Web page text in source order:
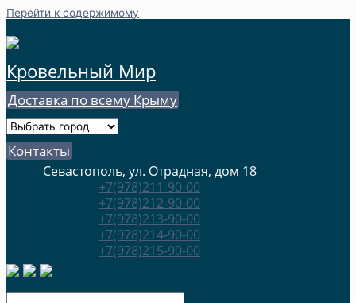
Перейти к содержимому
Кровельный Мир
Доставка по всему Крыму
Контакты
Севастополь, ул. Отрадная, дом 18
+7(978)211-90-00
+7(978)212-90-00
+7(978)213-90-00
+7(978)214-90-00
+7(978)215-90-00